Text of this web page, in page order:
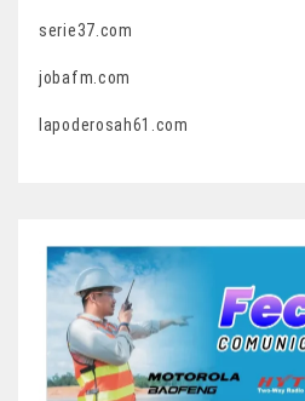
serie37.com
jobafm.com
lapoderosah61.com